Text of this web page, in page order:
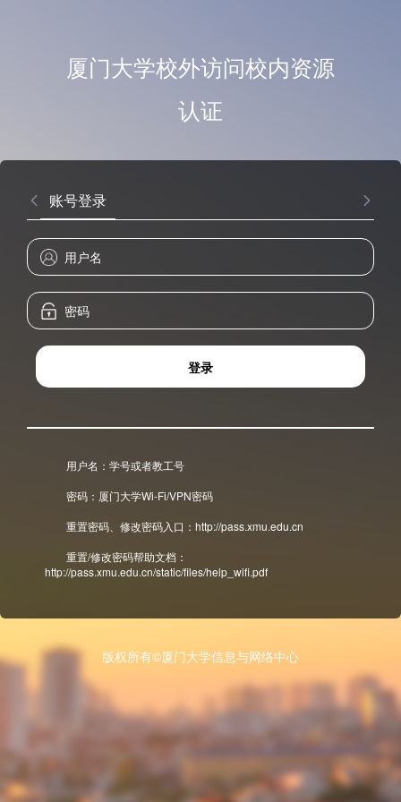
厦门大学校外访问校内资源
认证
账号登录
登录
用户名：学号或者教工号
密码：厦门大学Wi-Fi/VPN密码
重置密码、修改密码入口：http://pass.xmu.edu.cn
重置/修改密码帮助文档：
http://pass.xmu.edu.cn/static/files/help_wifi.pdf
版权所有©厦门大学信息与网络中心